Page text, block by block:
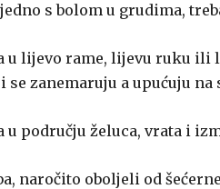
s bolom u grudima,
u lijevo rame, lijevu ruku
zanemaruju a upućuju na
u području želuca, vrata i
naročito oboljeli od